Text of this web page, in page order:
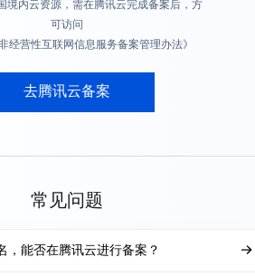
境内云资源，需在腾讯云完成备案后，方
可访问
经营性互联网信息服务备案管理办法》
去腾讯云备案
常见问题
，能否在腾讯云进行备案？